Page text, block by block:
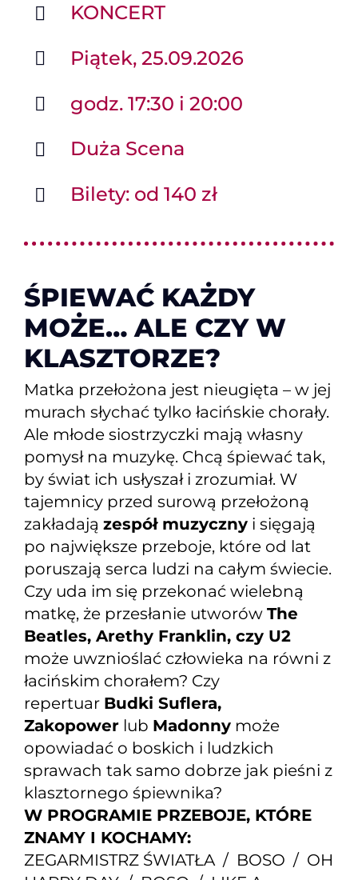
KONCERT
Piątek, 25.09.2026
godz. 17:30 i 20:00
Duża Scena
Bilety: od 140 zł
ŚPIEWAĆ KAŻDY
MOŻE… ALE CZY W
KLASZTORZE?
Matka przełożona jest nieugięta – w jej
murach słychać tylko łacińskie chorały.
Ale młode siostrzyczki mają własny
pomysł na muzykę. Chcą śpiewać tak,
by świat ich usłyszał i zrozumiał. W
tajemnicy przed surową przełożoną
zakładają zespół muzycznyi sięgają
po największe przeboje, które od lat
poruszają serca ludzi na całym świecie.
Czy uda im się przekonać wielebną
matkę, że przesłanie utworów The
Beatles, Arethy Franklin, czy U2
może uwznioślać człowieka na równi z
łacińskim chorałem? Czy
repertuar Budki Suflera,
Zakopowerlub Madonnymoże
opowiadać o boskich i ludzkich
sprawach tak samo dobrze jak pieśni z
klasztornego śpiewnika?
W PROGRAMIE PRZEBOJE, KTÓRE
ZNAMY I KOCHAMY:
ZEGARMISTRZ ŚWIATŁA / BOSO / OH